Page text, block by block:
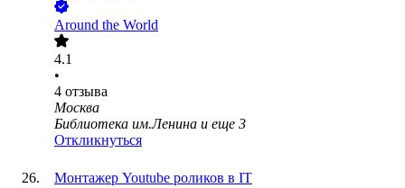
Around the World
4.1
•
4 отзыва
Москва
Библиотека им.Ленина и еще 3
Откликнуться
Монтажер Youtube роликов в IT